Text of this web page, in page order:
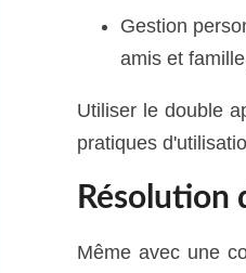
Gestion
amis et
Utiliser le double
pratiques
Résolution
Même avec une